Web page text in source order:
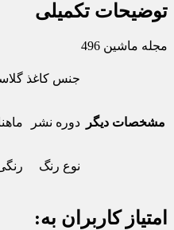
توضیحات تکمیلی
مجله ماشین 496
مشخصات دیگر
جنس کاغذ
دوره نشر
نوع رنگ
امتیاز کاربران به: